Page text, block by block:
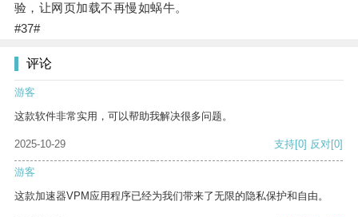
验，让网页加载不再慢如蜗牛。
#37#
评论
游客
这款软件非常实用，可以帮助我解决很多问题。
2025-10-29 支持[0] 反对[0]
游客
这款加速器VPM应用程序已经为我们带来了无限的隐私保护和自由。